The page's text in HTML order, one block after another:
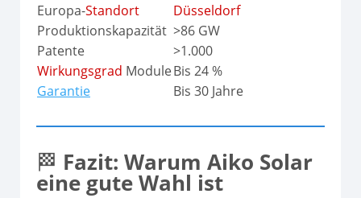
Europa-Standort
Düsseldorf
Produktionskapazität >86 GW
Patente
>1.000
Wirkungsgrad ModuleBis 24 %
Garantie
Bis 30 Jahre
🏁 Fazit: Warum Aiko Solar
eine gute Wahl ist